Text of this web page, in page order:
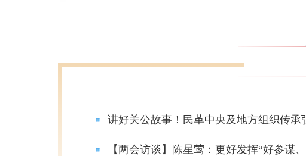
讲好关公故事！民革中央及地方组织传承